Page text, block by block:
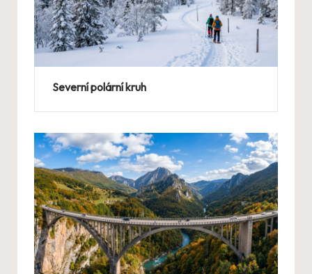
Severní polární kruh